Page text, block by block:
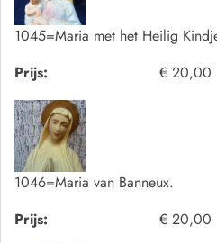
1045=Maria met het Heilig
Prijs:
€ 20,00
1046=Maria van Banneux.
Prijs:
€ 20,00